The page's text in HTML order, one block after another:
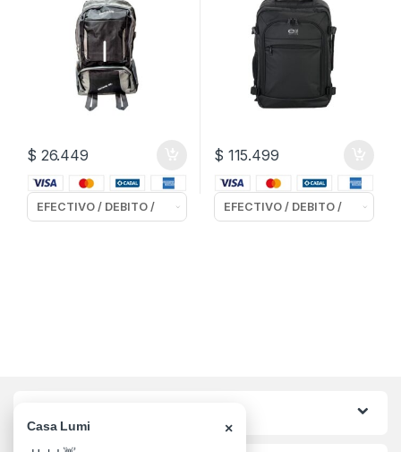
$ 26.449 $ 115.499
Casa Lumi ×